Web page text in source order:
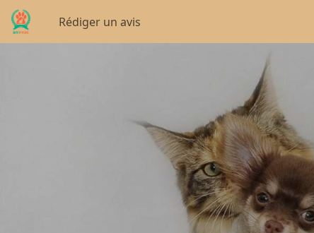
Rédiger un avis